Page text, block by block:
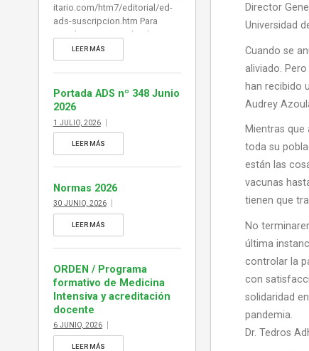
itario.com/htm7/editorial/ed-
ads-suscripcion.htm Para
visualizar un ejemplar de ADS
(si desea desplegar índice de
contenidos al margen del E-
Book puede habilitarlo en
Explorer y en Chrome en la
barra de herramientas superior.
cada noticia desde la portada
pulsando en el titular): pulse en
este enlace para visualizar un
ejemplar de ADS […]
LEER MÁS
Portada ADS nº 348 Junio
2026
1 JULIO, 2026
LEER MÁS
Normas 2026
30 JUNIO, 2026
LEER MÁS
ORDEN / Programa
formativo de Medicina
Intensiva y acreditación
docente
6 JUNIO, 2026
LEER MÁS
Director
Universidad
Cuando se
aliviado.
han recibido
Audrey
Mientras
toda su
están las
vacunas
tienen que
No
última
controlar la
con
solidaridad
pandemia.
Dr. Tedros